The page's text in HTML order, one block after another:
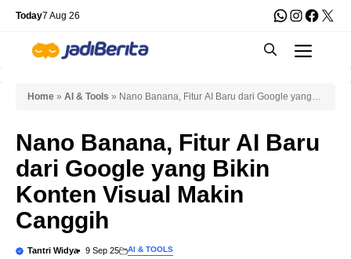
Skip
content
Today7 Aug 26 WhatsApp
X
Home » AI & Tools » Nano Banana, Fitur AI Baru dari Google yang
Nano Banana, Fitur AI Baru
dari Google yang Bikin
Konten Visual Makin
Canggih
Tantri Widya 9 Sep 25 AI & TOOLS